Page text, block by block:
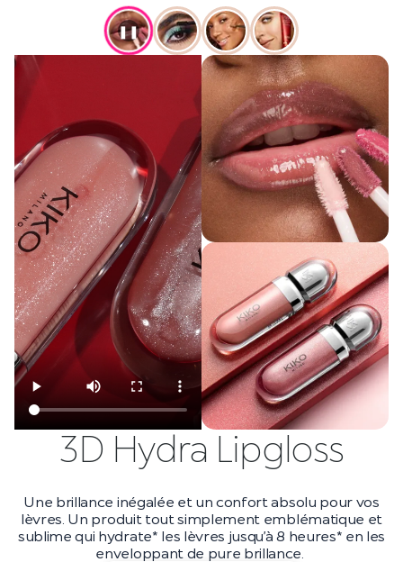
❚❚
3D Hydra Lipgloss
Une brillance inégalée et un confort absolu pour vos
lèvres. Un produit tout simplement emblématique et
sublime qui hydrate* les lèvres jusqu’à 8 heures* en les
enveloppant de pure brillance.